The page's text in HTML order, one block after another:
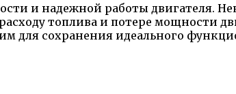
и надежной работы двигателя.
топлива и потере мощности
для сохранения идеального